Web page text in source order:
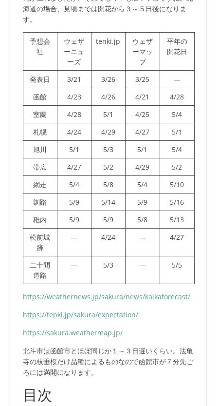
海道の場合、見頃までは開花から３～５日後になりま
す。
予想会
社
ウェザ
ーニュ
ーズ
tenki.jp
ウェザ
ーマッ
プ
平年の
開花日
発表日 3/21 3/26 3/25
—
函館
4/23 4/26 4/21
4/28
室蘭
4/28 5/1 4/25
5/4
札幌
4/24 4/29 4/27
5/1
旭川
5/1 5/3 5/1
5/4
帯広
4/27 5/2 4/29
5/2
網走
5/4 5/8 5/4
5/10
釧路
5/9 5/14 5/9
5/16
稚内
5/9 5/9 5/8
5/13
松前城
跡
— 4/24 — 4/27
二十間
道路
— 5/3 — 5/5
https://weathernews.jp/sakura/news/kaikaforecast/
https://tenki.jp/sakura/expectation/
https://sakura.weathermap.jp/
北斗市は函館市とほぼ同じか１～３日遅いくらい。法亀
寺の枝垂桜だけ品種によるものなので函館市が７分先ご
ろには満開になります。
目次